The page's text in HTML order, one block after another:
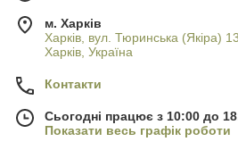
м. Харків
Харків, вул. Тюринська (Якіра)
Харків, Україна
Контакти
Сьогодні працює з 10:00 до
Показати весь графік роботи